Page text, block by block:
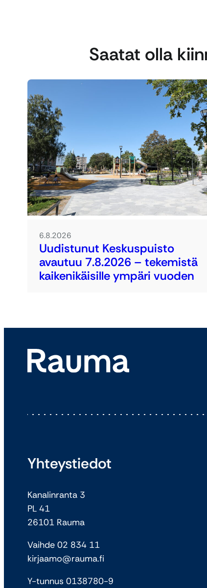
Saatat olla
6.8.2026
Uudistunut Keskuspuisto
avautuu 7.8.2026 – tekemistä
kaikenikäisille ympäri vuoden
Yhteystiedot
Kanalinranta 3
PL 41
26101 Rauma
Vaihde 02 834 11
kirjaamo@rauma.fi
Y-tunnus 0138780-9